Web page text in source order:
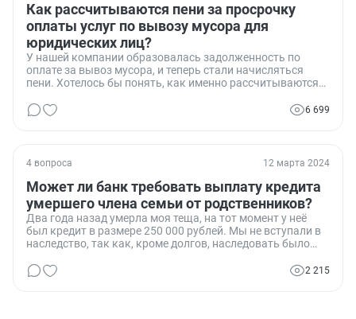
Как рассчитываются пени за просрочку
оплаты услуг по вывозу мусора для
юридических лиц?
У нашей компании образовалась задолженность по
оплате за вывоз мусора, и теперь стали начисляться
пени. Хотелось бы понять, как именно рассчитываются
6 699
4 вопроса 12 марта 2024
Может ли банк требовать выплату кредита
умершего члена семьи от родственников?
Два года назад умерла моя теща, на тот момент у неё
был кредит в размере 250 000 рублей. Мы не вступали в
наследство, так как, кроме долгов, наследовать было
взыскать долг с моего тестя, у которого в собственности
2 215